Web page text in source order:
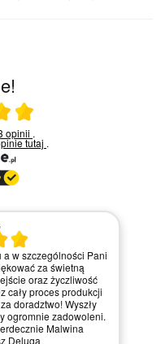
średnia 5 na 5
opinii .
tutaj .
a w szczególności Pani
za świetną
oraz życzliwość
cały proces produkcji
doradztwo! Wyszły
ogromnie zadowoleni.
Malwina
Deluga